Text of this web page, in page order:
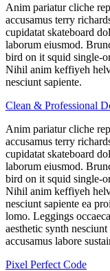
Anim pariatur cliche
accusamus terry
cupidatat skateboard
laborum eiusmod.
bird on it squid single-
Nihil anim keffiyeh
nesciunt sapiente.
Clean & Professional
Anim pariatur cliche
accusamus terry
cupidatat skateboard
laborum eiusmod.
bird on it squid single-
Nihil anim keffiyeh
nesciunt sapiente ea
lomo. Leggings
aesthetic synth
accusamus labore
Pixel Perfect Code